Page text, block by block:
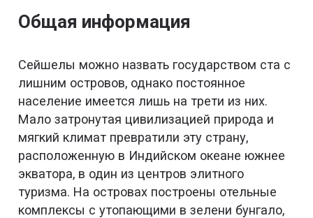
Общая информация
Сейшелы можно назвать государством ста с
лишним островов, однако постоянное
население имеется лишь на трети из них.
Мало затронутая цивилизацией природа и
мягкий климат превратили эту страну,
расположенную в Индийском океане южнее
экватора, в один из центров элитного
туризма. На островах построены отельные
комплексы с утопающими в зелени бунгало,